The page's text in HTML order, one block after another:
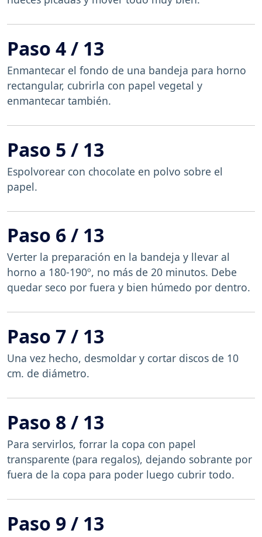
Paso 4 / 13
Enmantecar el fondo de una bandeja para horno
rectangular, cubrirla con papel vegetal y
enmantecar también.
Paso 5 / 13
Espolvorear con chocolate en polvo sobre el
papel.
Paso 6 / 13
Verter la preparación en la bandeja y llevar al
horno a 180-190º, no más de 20 minutos. Debe
quedar seco por fuera y bien húmedo por dentro.
Paso 7 / 13
Una vez hecho, desmoldar y cortar discos de 10
cm. de diámetro.
Paso 8 / 13
Para servirlos, forrar la copa con papel
transparente (para regalos), dejando sobrante por
fuera de la copa para poder luego cubrir todo.
Paso 9 / 13